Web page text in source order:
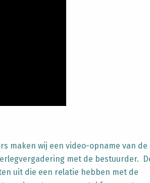
maken wij een video-opname van de
met de bestuurder.
uit die een relatie hebben met de